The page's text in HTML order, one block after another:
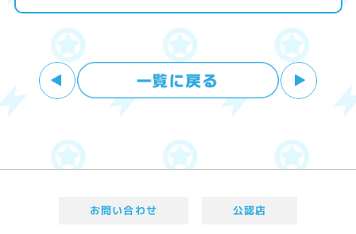
お問い合わせ 公認店